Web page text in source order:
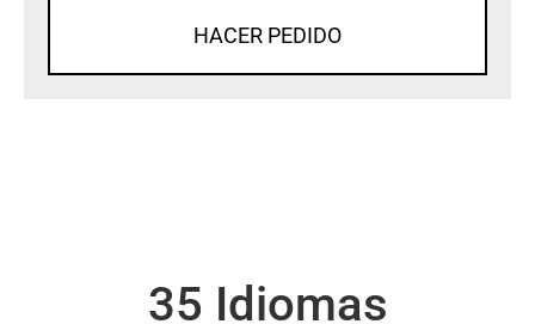
HACER PEDIDO
35 Idiomas